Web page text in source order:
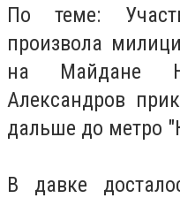
По теме:
произвола
на Майдане
Александров
дальше до метро
В давке